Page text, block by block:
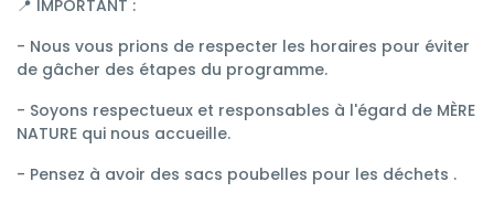
📍 IMPORTANT :
- Nous vous prions de respecter les horaires pour éviter
de gâcher des étapes du programme.
- Soyons respectueux et responsables à l'égard de MÈRE
NATURE qui nous accueille.
- Pensez à avoir des sacs poubelles pour les déchets .